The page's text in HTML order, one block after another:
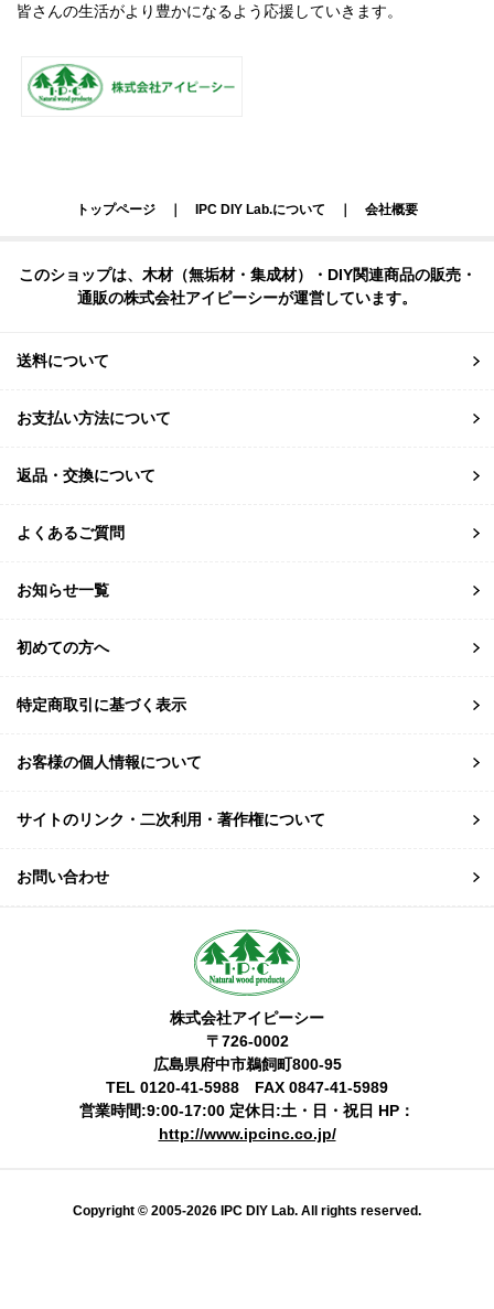
皆さんの生活がより豊かになるよう応援していきます。
トップページ IPC DIY Lab.について 会社概要
このショップは、木材（無垢材・集成材）・DIY関連商品の販売・
通販の株式会社アイピーシーが運営しています。
送料について
お支払い方法について
返品・交換について
よくあるご質問
お知らせ一覧
初めての方へ
特定商取引に基づく表示
お客様の個人情報について
サイトのリンク・二次利用・著作権について
お問い合わせ
株式会社アイピーシー
〒726-0002
広島県府中市鵜飼町800-95
TEL 0120-41-5988 FAX 0847-41-5989
営業時間:9:00-17:00 定休日:土・日・祝日 HP：
http://www.ipcinc.co.jp/
Copyright © 2005-2026 IPC DIY Lab. All rights reserved.